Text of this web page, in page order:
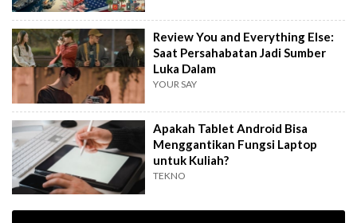
Review You and Everything Else:
Saat Persahabatan Jadi Sumber
Luka Dalam
YOUR SAY
Apakah Tablet Android Bisa
Menggantikan Fungsi Laptop
untuk Kuliah?
TEKNO